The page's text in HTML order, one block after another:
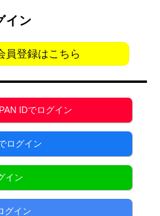
イン
員登録はこちら
IDでログイン
ログイン
イン
グイン